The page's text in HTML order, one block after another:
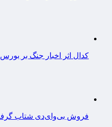
کدال اثر اخبار جنگ بر
فروش بی‌وای‌دی شتاب